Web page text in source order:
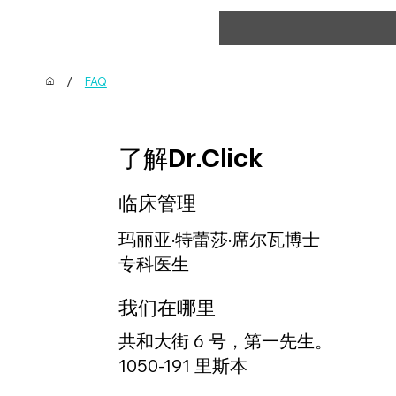
/ FAQ
了解Dr.Click
我们在哪里
玛丽亚·特蕾莎·席尔瓦博士
专科医生
临床管理
共和大街 6 号，第一先生。
1050-191 里斯本